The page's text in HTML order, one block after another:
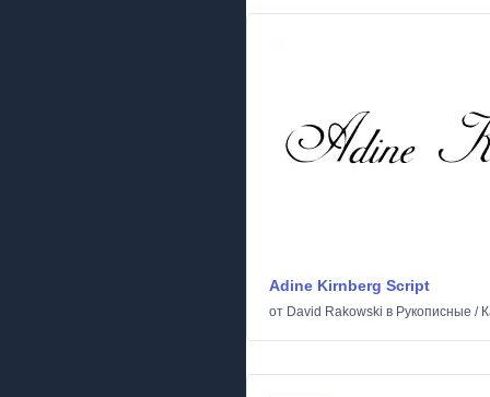
Adine Kirnberg Script
от David Rakowski в Рукописные /